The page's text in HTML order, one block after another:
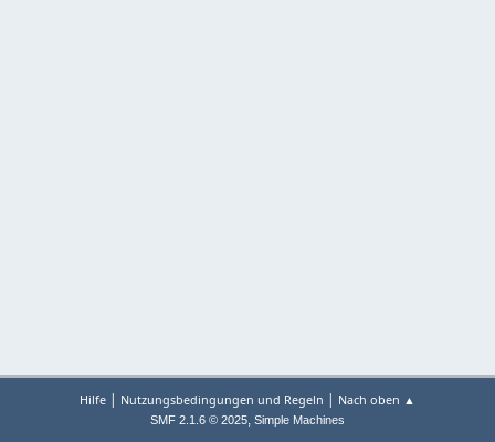
Hilfe | Nutzungsbedingungen und Regeln | Nach oben ▲
SMF 2.1.6 © 2025, Simple Machines